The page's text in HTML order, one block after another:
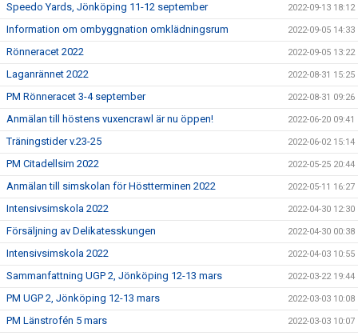
Speedo Yards, Jönköping 11-12 september 2022-09-13 18:12
Information om ombyggnation omklädningsrum 2022-09-05 14:33
Rönneracet 2022 2022-09-05 13:22
Laganrännet 2022 2022-08-31 15:25
PM Rönneracet 3-4 september 2022-08-31 09:26
Anmälan till höstens vuxencrawl är nu öppen! 2022-06-20 09:41
Träningstider v.23-25 2022-06-02 15:14
PM Citadellsim 2022 2022-05-25 20:44
Anmälan till simskolan för Höstterminen 2022 2022-05-11 16:27
Intensivsimskola 2022 2022-04-30 12:30
Försäljning av Delikatesskungen 2022-04-30 00:38
Intensivsimskola 2022 2022-04-03 10:55
Sammanfattning UGP 2, Jönköping 12-13 mars 2022-03-22 19:44
PM UGP 2, Jönköping 12-13 mars 2022-03-03 10:08
PM Länstrofén 5 mars 2022-03-03 10:07